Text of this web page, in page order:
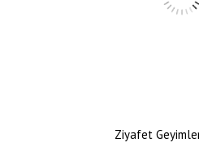
Ziyafet